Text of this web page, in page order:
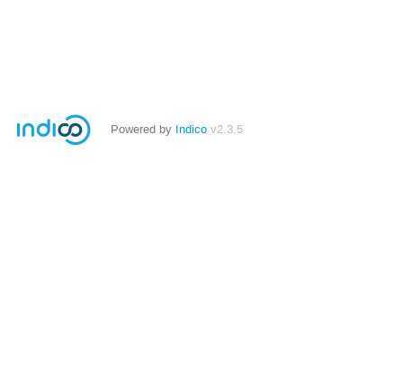
Powered by Indico v2.3.5